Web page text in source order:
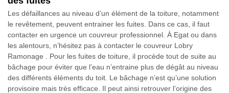
Les défaillances au niveau d’un élément de la toiture, notamment
le revêtement, peuvent entrainer les fuites. Dans ce cas, il faut
contacter en urgence un couvreur professionnel. À Egat ou dans
les alentours, n’hésitez pas à contacter le couvreur Lobry
Ramonage . Pour les fuites de toiture, il procède tout de suite au
bâchage pour éviter que l’eau n’entraine plus de dégât au niveau
des différents éléments du toit. Le bâchage n’est qu’une solution
provisoire mais très efficace. Il peut ainsi retrouver l’origine des